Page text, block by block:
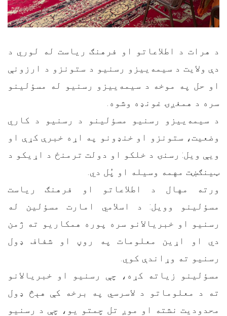
د هرات د اطلاعاتو او فرهنګ ریاست له لوري د
دې ولایت د سیمه‌ییزو رسنیو د ستونزو د ارزونې
او حل په موخه د سیمه‌ییزو رسنیو له مسؤلینو
سره د همغږۍ غونډه وشوه.
د سیمه‌ییزو رسنیو مسؤلینو د رسنیو د کاري
وضعیت، ستونزو او خنډونو په اړه خبرې کړې او
ویې ویل: رسنۍ د خلکو او دولت ترمنځ د اړیکو د
ټینګښت مهمه وسیله او پُل دي.
ورته مهال د اطلاعاتو او فرهنګ ریاست
مسؤلینو وویل: د اسلامي امارت مسؤلین له
رسنیو او خبریالانو سره پوره همکاریو ته ژمن
دي او اړین معلومات په روڼ او شفاف ډول
رسنیو ته وړاندې کوي.
مسؤلینو زیاته کړه، چې رسنیو او خبریالانو
ته د معلوماتو د لاسرسي په برخه کې هېڅ ډول
محدودیت نشته او موږ تل چمتو یو، چې د رسنیو